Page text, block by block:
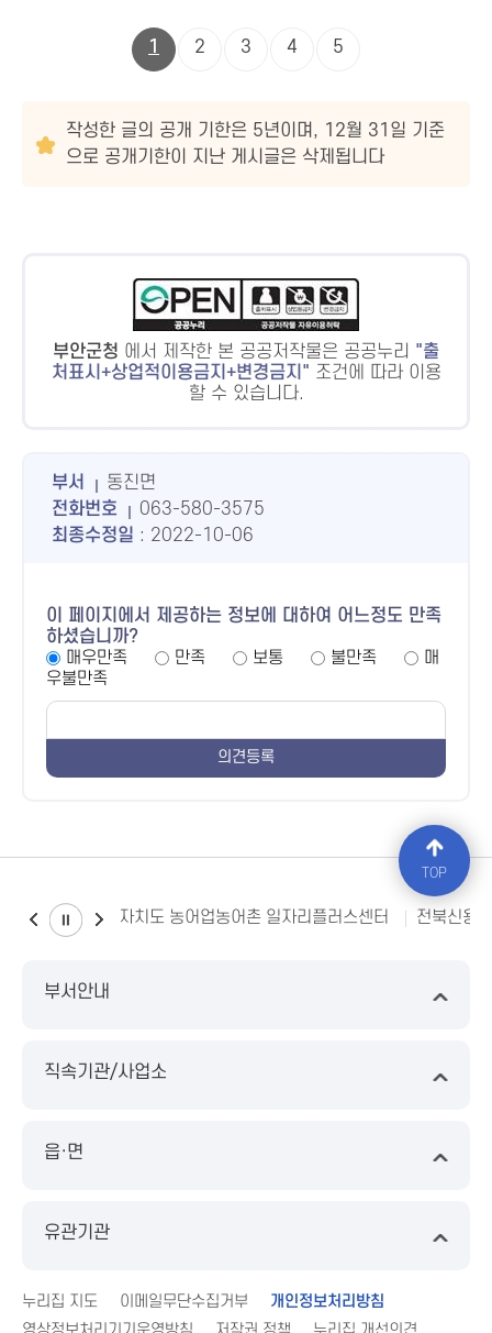
1 2 3 4 5
작성한 글의 공개 기한은 5년이며, 12월 31일 기준
으로 공개기한이 지난 게시글은 삭제됩니다
부안군청 에서 제작한 본 공공저작물은 공공누리
출
처표시+상업적이용금지+변경금지
조건에 따라 이용
할 수 있습니다.
부서
동진면
전화번호
063-580-3575
최종수정일 : 2022-10-06
이 페이지에서 제공하는 정보에 대하여 어느정도 만족
하셨습니까?
매우만족
만족 보통 불만족
매
우불만족
러스센터 전북신용보증재단 2023전북 아시아태평양마스터스
부서안내
직속기관/사업소
읍·면
유관기관
누리집 지도 이메일무단수집거부
개인정보처리방침
TOP